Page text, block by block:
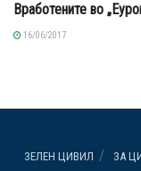
Вработените во
16/06/2017
ЗЕЛЕН ЦИВИЛ ЗА